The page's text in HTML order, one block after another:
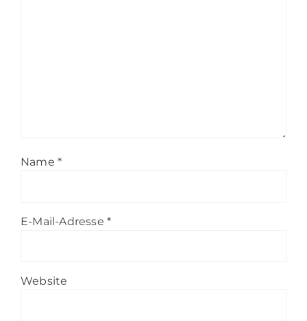
Name *
E-Mail-Adresse *
Website